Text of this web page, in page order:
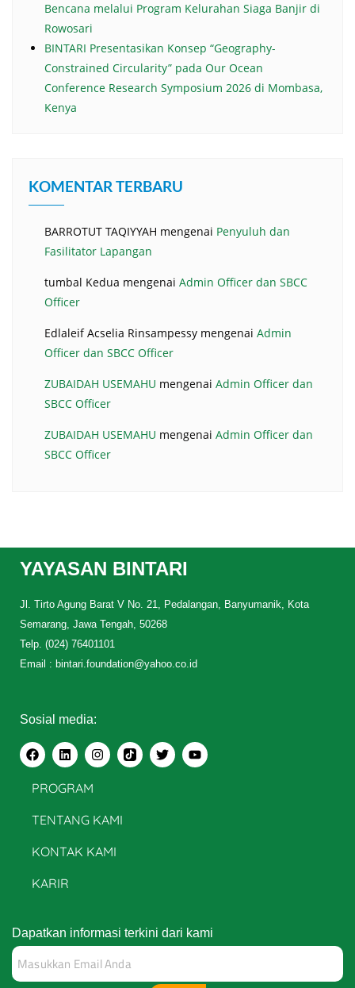
Bencana melalui Program Kelurahan Siaga Banjir di
Rowosari
BINTARI Presentasikan Konsep “Geography-
Constrained Circularity” pada Our Ocean
Conference Research Symposium 2026 di Mombasa,
Kenya
KOMENTAR TERBARU
BARROTUT TAQIYYAH mengenai Penyuluh dan
Fasilitator Lapangan
tumbal Kedua mengenai Admin Officer dan SBCC
Officer
Edlaleif Acselia Rinsampessy mengenai Admin
Officer dan SBCC Officer
ZUBAIDAH USEMAHU mengenai Admin Officer dan
SBCC Officer
ZUBAIDAH USEMAHU mengenai Admin Officer dan
SBCC Officer
YAYASAN BINTARI
Jl. Tirto Agung Barat V No. 21, Pedalangan, Banyumanik, Kota
Semarang, Jawa Tengah, 50268
Telp. (024) 76401101
Email : bintari.foundation@yahoo.co.id
Sosial media:
PROGRAM
TENTANG KAMI
KONTAK KAMI
KARIR
Dapatkan informasi terkini dari kami